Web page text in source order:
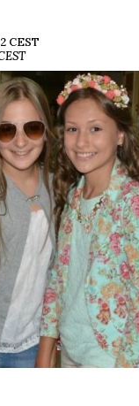
CEST